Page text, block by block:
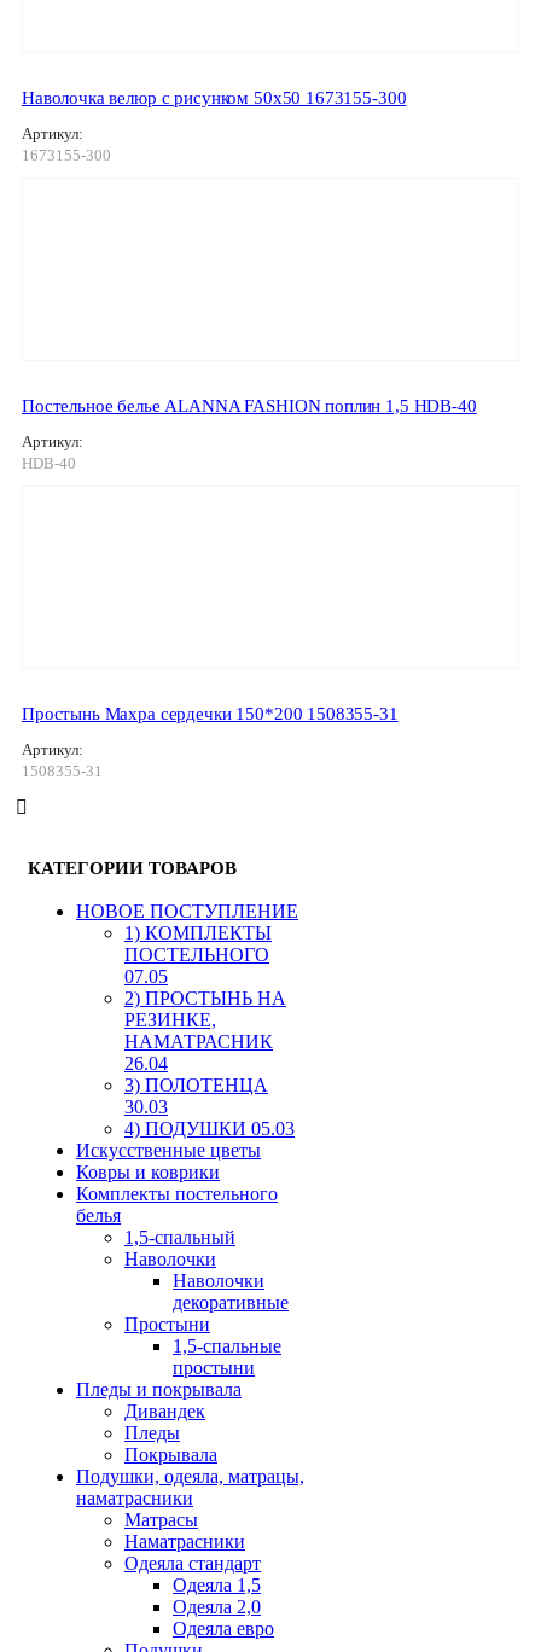
Наволочка велюр с рисунком 50х50 1673155-300
Артикул:
1673155-300
Постельное белье ALANNA FASHION поплин 1,5 HDB-40
Артикул:
HDB-40
Простынь Махра сердечки 150*200 1508355-31
Артикул:
1508355-31
КАТЕГОРИИ ТОВАРОВ
HОВОЕ ПОСТУПЛЕНИЕ
1) КОМПЛЕКТЫ
ПОСТЕЛЬНОГО
07.05
2) ПРОСТЫНЬ НА
РЕЗИНКЕ,
НАМАТРАСНИК
26.04
3) ПОЛОТЕНЦА
30.03
4) ПОДУШКИ 05.03
Искусственные цветы
Ковры и коврики
Комплекты постельного
белья
1,5-спальный
Наволочки
Наволочки
декоративные
Простыни
1,5-спальные
простыни
Пледы и покрывала
Дивандек
Пледы
Покрывала
Подушки, одеяла, матрацы,
наматрасники
Матрасы
Наматрасники
Одеяла стандарт
Одеяла 1,5
Одеяла 2,0
Одеяла евро